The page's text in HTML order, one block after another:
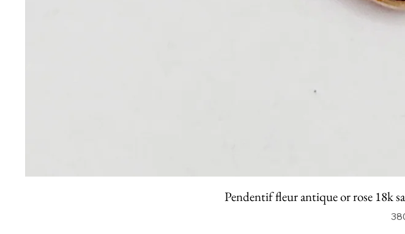
Pendentif fleur antique or rose 18k